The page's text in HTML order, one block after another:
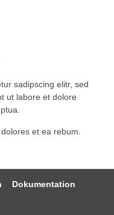
sadipscing elitr, sed
ut labore et dolore
et ea rebum.
Dokumentation